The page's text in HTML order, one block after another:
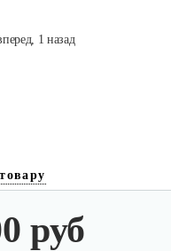
1 назад
руб